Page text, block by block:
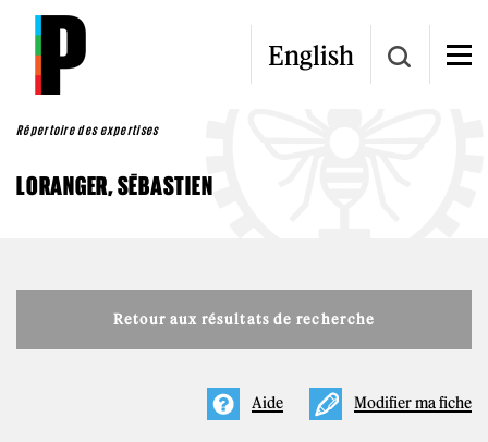
Aller au contenu principal
English
Répertoire des expertises
LORANGER, SÉBASTIEN
Retour aux résultats de recherche
Modifier ma fiche
Aide